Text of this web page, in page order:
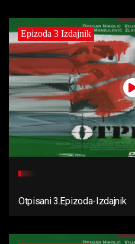
Epizoda 3 Izdajnik
Otpisani 3.Epizoda-Izdajnik